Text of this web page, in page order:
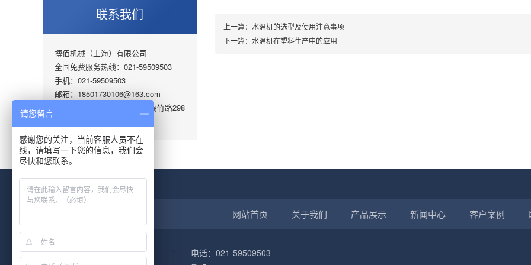
联系我们
搏佰机械（上海）有限公司
全国免费服务热线：021-59509503
手机：021-59509503
邮箱：18501730106@163.com
地址 ：上海市嘉定区华亭镇高竹路298
上一篇： 水温机的选型及使用注意事项
下一篇： 水温机在塑料生产中的应用
网站首页 关于我们 产品展示 新闻中心 客户案例
电话：021-59509503
请您留言
感谢您的关注，当前客服人员不在
线，请填写一下您的信息，我们会
尽快和您联系。